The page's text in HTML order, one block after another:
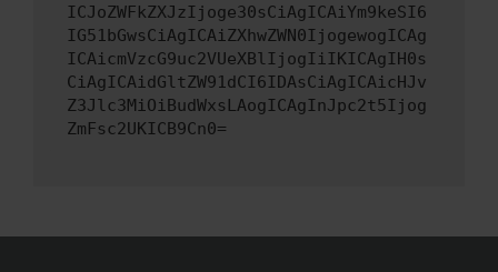
ICJoZWFkZXJzIjoge30sCiAgICAiYm9keSI6
IG51bGwsCiAgICAiZXhwZWN0IjogewogICAg
ICAicmVzcG9uc2VUeXBlIjogIiIKICAgIH0s
CiAgICAidGltZW91dCI6IDAsCiAgICAicHJv
Z3Jlc3MiOiBudWxsLAogICAgInJpc2t5Ijog
ZmFsc2UKICB9Cn0=